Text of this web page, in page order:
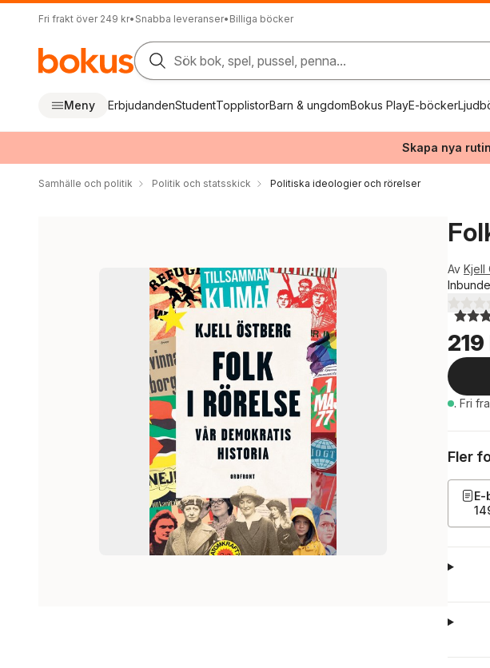
Fri frakt över 249 kr• Snabba leveranser• Billiga böcker
Sök bok, spel, pussel, penna...
Meny ErbjudandenStudentTopplistorBarn & ungdomBokus PlayE-böcker
Skapa nya
Samhälle och politik Politik och statsskick Politiska ideologier och rörelser
Av Kjell
4,8utav
. Fri
Fler
E-